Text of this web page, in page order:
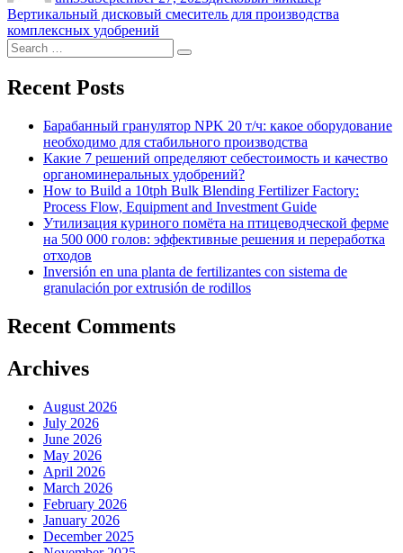
Вертикальный дисковый смеситель для производства
комплексных удобрений
Search
for:
Search
Recent Posts
Барабанный гранулятор NPK 20 т/ч: какое оборудование
необходимо для стабильного производства
Какие 7 решений определяют себестоимость и качество
органоминеральных удобрений?
How to Build a 10tph Bulk Blending Fertilizer Factory:
Process Flow, Equipment and Investment Guide
Утилизация куриного помёта на птицеводческой ферме
на 500 000 голов: эффективные решения и переработка
отходов
Inversión en una planta de fertilizantes con sistema de
granulación por extrusión de rodillos
Recent Comments
Archives
August 2026
July 2026
June 2026
May 2026
April 2026
March 2026
February 2026
January 2026
December 2025